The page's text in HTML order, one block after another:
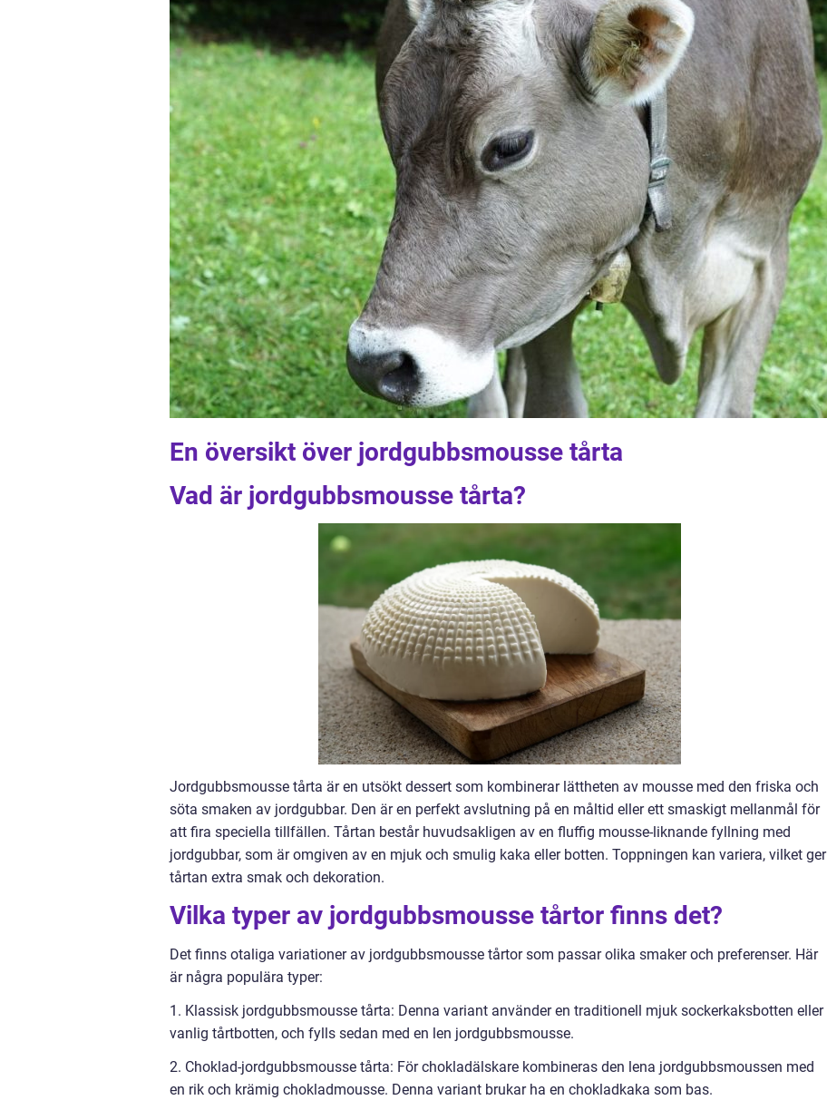
En översikt över jordgubbsmousse tårta
Vad är jordgubbsmousse tårta?
Jordgubbsmousse tårta är en utsökt dessert som kombinerar lättheten av mousse med den friska och
söta smaken av jordgubbar. Den är en perfekt avslutning på en måltid eller ett smaskigt mellanmål för
att fira speciella tillfällen. Tårtan består huvudsakligen av en fluffig mousse-liknande fyllning med
jordgubbar, som är omgiven av en mjuk och smulig kaka eller botten. Toppningen kan variera, vilket ger
tårtan extra smak och dekoration.
Vilka typer av jordgubbsmousse tårtor finns det?
Det finns otaliga variationer av jordgubbsmousse tårtor som passar olika smaker och preferenser. Här
är några populära typer:
1. Klassisk jordgubbsmousse tårta: Denna variant använder en traditionell mjuk sockerkaksbotten eller
vanlig tårtbotten, och fylls sedan med en len jordgubbsmousse.
2. Choklad-jordgubbsmousse tårta: För chokladälskare kombineras den lena jordgubbsmoussen med
en rik och krämig chokladmousse. Denna variant brukar ha en chokladkaka som bas.